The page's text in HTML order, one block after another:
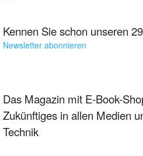
Kennen Sie schon unseren
Newsletter abonnieren
Das Magazin mit E-Book-
Zukünftiges in allen Medien
Technik